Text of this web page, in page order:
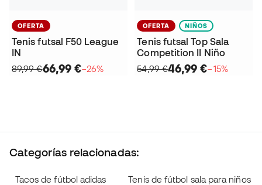
OFERTA
Tenis futsal F50 League
IN
89,99 €66,99 €−26%
OFERTA NIÑOS
Tenis futsal Top Sala
Competition II Niño
54,99 €46,99 €−15%
Categorías relacionadas:
Tacos de fútbol adidas Tenis de fútbol sala para niños